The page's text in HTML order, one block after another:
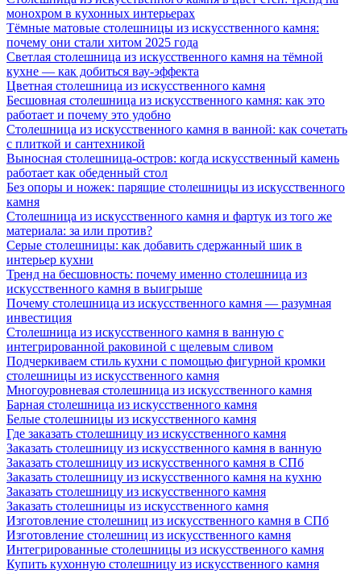
монохром в кухонных интерьерах
Тёмные матовые столешницы из искусственного камня:
почему они стали хитом 2025 года
Светлая столешница из искусственного камня на тёмной
кухне — как добиться вау-эффекта
Цветная столешница из искусственного камня
Бесшовная столешница из искусственного камня: как это
работает и почему это удобно
Столешница из искусственного камня в ванной: как сочетать
с плиткой и сантехникой
Выносная столешница-остров: когда искусственный камень
работает как обеденный стол
Без опоры и ножек: парящие столешницы из искусственного
камня
Столешница из искусственного камня и фартук из того же
материала: за или против?
Серые столешницы: как добавить сдержанный шик в
интерьер кухни
Тренд на бесшовность: почему именно столешница из
искусственного камня в выигрыше
Почему столешница из искусственного камня — разумная
инвестиция
Столешница из искусственного камня в ванную с
интегрированной раковиной с щелевым сливом
Подчеркиваем стиль кухни с помощью фигурной кромки
столешницы из искусственного камня
Многоуровневая столешница из искусственного камня
Барная столешница из искусственного камня
Белые столешницы из искусственного камня
Где заказать столешницу из искусственного камня
Заказать столешницу из искусственного камня в ванную
Заказать столешницу из искусственного камня в СПб
Заказать столешницу из искусственного камня на кухню
Заказать столешницу из искусственного камня
Заказать столешницы из искусственного камня
Изготовление столешниц из искусственного камня в СПб
Изготовление столешниц из искусственного камня
Интегрированные столешницы из искусственного камня
Купить кухонную столешницу из искусственного камня